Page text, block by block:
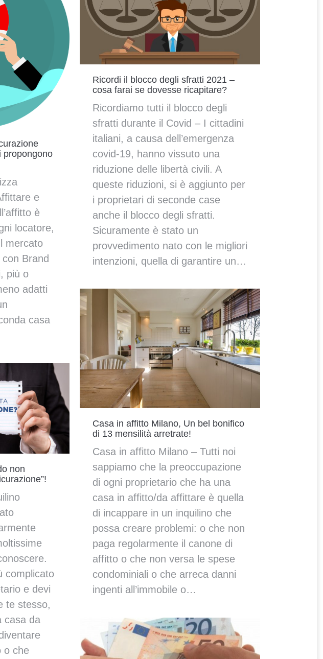
propongono
e
è
locatore,
mercato
Brand
più o
adatti
casa
Ricordi il blocco degli sfratti 2021 –
cosa farai se dovesse ricapitare?
Ricordiamo tutti il blocco degli
sfratti durante il Covid – I cittadini
italiani, a causa dell’emergenza
covid-19, hanno vissuto una
riduzione delle libertà civili. A
queste riduzioni, si è aggiunto per
i proprietari di seconde case
anche il blocco degli sfratti.
Sicuramente è stato un
provvedimento nato con le migliori
intenzioni, quella di garantire un…
Casa in affitto Milano, Un bel bonifico
di 13 mensilità arretrate!
Casa in affitto Milano – Tutti noi
sappiamo che la preoccupazione
di ogni proprietario che ha una
casa in affitto/da affittare è quella
di incappare in un inquilino che
possa creare problemi: o che non
paga regolarmente il canone di
affitto o che non versa le spese
condominiali o che arreca danni
ingenti all’immobile o…
non
complicato
e devi
te stesso,
casa da
o che